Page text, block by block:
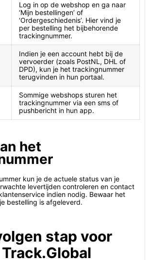
Log in op de webshop en ga naar
‘Mijn bestellingen’ of
‘Ordergeschiedenis’. Hier vind je
per bestelling het bijbehorende
trackingnummer.
Indien je een account hebt bij de
vervoerder (zoals PostNL, DHL of
DPD), kun je het trackingnummer
terugvinden in hun portaal.
Sommige webshops sturen het
trackingnummer via een sms of
pushbericht in hun app.
het
kun je de actuele status van je
levertijden controleren en contact
indien nodig. Bewaar het
bestelling is afgeleverd.
stap voor